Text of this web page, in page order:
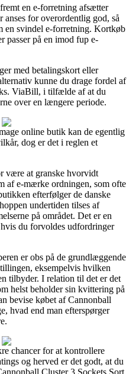
en e-forretning afsætter
for overordentlig god, så
en svindel e-forretning. Kortkøb
passer på en imod fup e-
med betalingskort eller
kunne du drage fordel af
ViaBill, i tilfælde af at du
over en længere periode.
online butik kan de egentlig
dog er det i reglen et
være at granske hvorvidt
af e-mærke ordningen, som ofte
efterfølger de danske
undertiden tilses af
på området. Det er en
du forvoldes udfordringer
er obs på de grundlæggende
eksempelvis hvilken
tilbyder. I relation til det er det
helst beholder sin kvittering på
bevise købet af Cannonball
hvad end man efterspørger
chancer for at kontrollere
og herved er det godt, at du
Cluster 3 Sockets Sort